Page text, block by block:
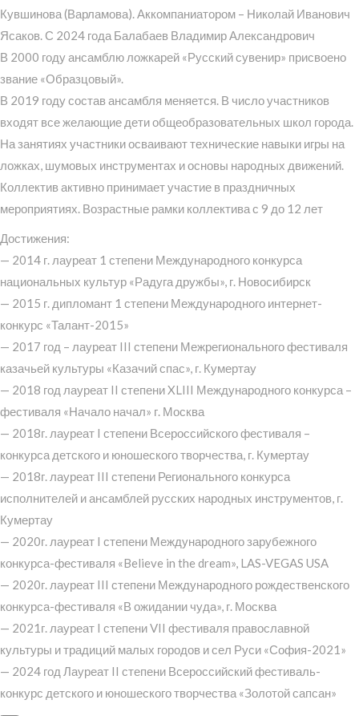
Кувшинова (Варламова). Аккомпаниатором – Николай Иванович
Ясаков. С 2024 года Балабаев Владимир Александрович
В 2000 году ансамблю ложкарей «Русский сувенир» присвоено
звание «Образцовый».
В 2019 году состав ансамбля меняется. В число участников
входят все желающие дети общеобразовательных школ города.
На занятиях участники осваивают технические навыки игры на
ложках, шумовых инструментах и основы народных движений.
Коллектив активно принимает участие в праздничных
мероприятиях. Возрастные рамки коллектива с 9 до 12 лет
Достижения:
— 2014 г. лауреат 1 степени Международного конкурса
национальных культур «Радуга дружбы», г. Новосибирск
— 2015 г. дипломант 1 степени Международного интернет-
конкурс «Талант-2015»
— 2017 год – лауреат III степени Межрегионального фестиваля
казачьей культуры «Казачий спас», г. Кумертау
— 2018 год лауреат II степени XLIII Международного конкурса –
фестиваля «Начало начал» г. Москва
— 2018г. лауреат I степени Всероссийского фестиваля –
конкурса детского и юношеского творчества, г. Кумертау
— 2018г. лауреат III степени Регионального конкурса
исполнителей и ансамблей русских народных инструментов, г.
Кумертау
— 2020г. лауреат I степени Международного зарубежного
конкурса-фестиваля «Believe in the dream», LAS-VEGAS USA
— 2020г. лауреат III степени Международного рождественского
конкурса-фестиваля «В ожидании чуда», г. Москва
— 2021г. лауреат I степени VII фестиваля православной
культуры и традиций малых городов и сел Руси «София-2021»
— 2024 год Лауреат II степени Всероссийский фестиваль-
конкурс детского и юношеского творчества «Золотой сапсан»